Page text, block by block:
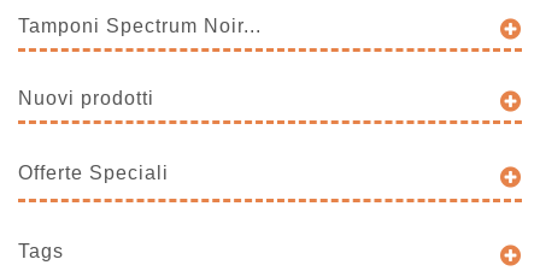
Tamponi Spectrum Noir...
Nuovi prodotti
Offerte Speciali
Tags